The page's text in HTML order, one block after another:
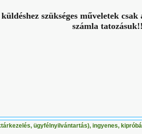
szükséges műveletek
számla tatozásuk!!
ügyfélnyilvántartás), ingyenes,